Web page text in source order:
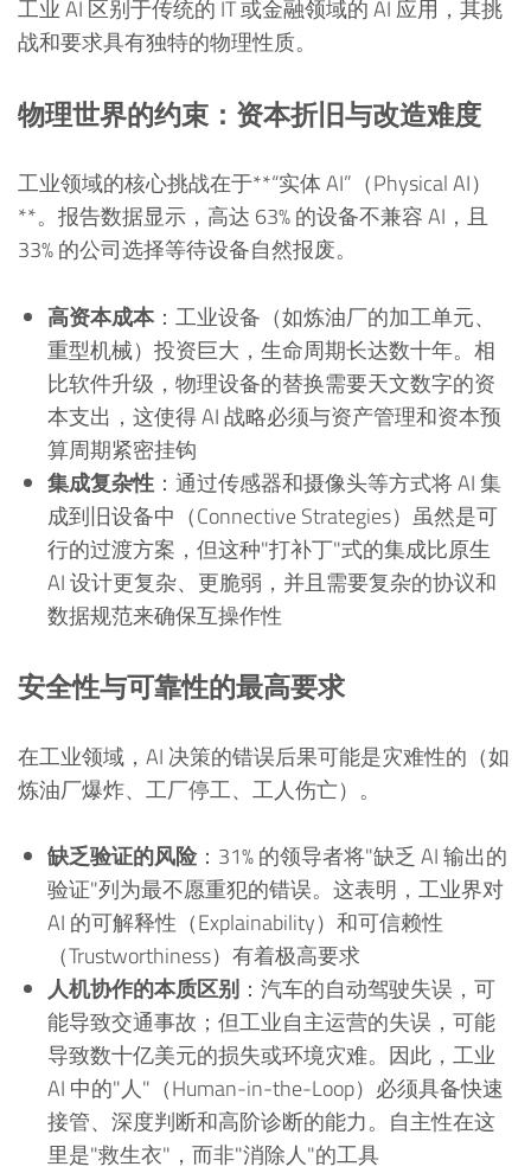
工业 AI 区别于传统的 IT 或金融领域的 AI 应用，其挑
战和要求具有独特的物理性质。
物理世界的约束：资本折旧与改造难度
工业领域的核心挑战在于**“实体 AI”（Physical AI）
**。报告数据显示，高达 63% 的设备不兼容 AI，且
33% 的公司选择等待设备自然报废。
高资本成本：工业设备（如炼油厂的加工单元、
重型机械）投资巨大，生命周期长达数十年。相
比软件升级，物理设备的替换需要天文数字的资
本支出，这使得 AI 战略必须与资产管理和资本预
算周期紧密挂钩
集成复杂性 ：通过传感器和摄像头等方式将 AI 集
成到旧设备中（Connective Strategies）虽然是可
行的过渡方案，但这种"打补丁"式的集成比原生
AI 设计更复杂、更脆弱，并且需要复杂的协议和
数据规范来确保互操作性
安全性与可靠性的最高要求
在工业领域，AI 决策的错误后果可能是灾难性的（如
炼油厂爆炸、工厂停工、工人伤亡）。
缺乏验证的风险：31% 的领导者将"缺乏 AI 输出的
验证"列为最不愿重犯的错误。这表明，工业界对
AI 的可解释性（Explainability）和可信赖性
（Trustworthiness）有着极高要求
人机协作的本质区别 ：汽车的自动驾驶失误，可
能导致交通事故；但工业自主运营的失误，可能
导致数十亿美元的损失或环境灾难。因此，工业
AI 中的"人"（Human-in-the-Loop）必须具备快速
接管、深度判断和高阶诊断的能力。自主性在这
里是"救生衣"，而非"消除人"的工具